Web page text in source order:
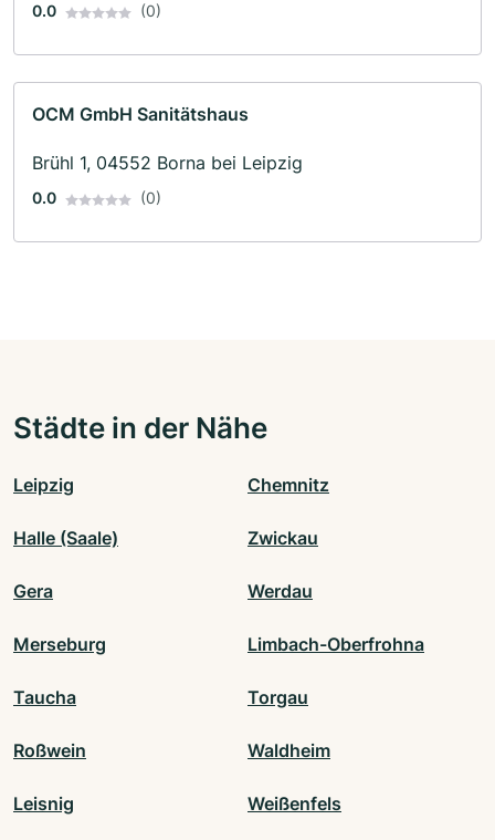
0.0 (0)
OCM GmbH Sanitätshaus
Brühl 1, 04552 Borna bei Leipzig
0.0 (0)
Städte in der Nähe
Leipzig Chemnitz
Halle (Saale) Zwickau
Gera Werdau
Merseburg Limbach-Oberfrohna
Taucha Torgau
Roßwein Waldheim
Leisnig Weißenfels